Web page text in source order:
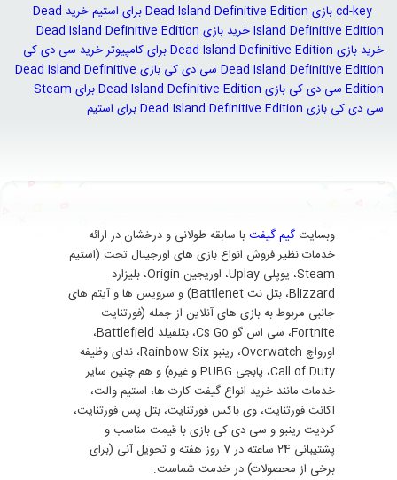
cd-key بازی Dead Island Definitive Edition برای استیم
خرید Dead
Island Definitive Editionخرید بازی Dead Island Definitive Edition
خرید بازی Dead Island Definitive Edition برای کامپیوتر
خرید سی دی کی
Dead Island Definitive Edition
سی دی کی بازی Dead Island Definitive
Edition سی دی کی بازی Dead Island Definitive Edition برای Steam
سی دی کی بازی Dead Island Definitive Edition برای استیم
وبسایت گیم گیفتبا سابقه طولانی و درخشان در ارائه
خدمات نظیر فروش انواع بازی های اورجینال تحت (استیم
Steam، یوپلی Uplay، اوریجین Origin، بلیزارد
Blizzard، بتل نت Battlenet) و سرویس ها و آیتم های
جانبی مربوط به بازی های آنلاین از جمله (فورتنایت
Fortnite، سی اس گو Cs Go، بتلفیلد Battlefield،
اورواچ Overwatch، رینبو Rainbow Six، ندای وظیفه
Call of Duty، پابجی PUBG و غیره) و هم چنین سایر
خدمات مانند خرید انواع گیفت کارت ها، استیم والت،
اکانت فورتنایت، وی باکس فورتنایت، بتل پس فورتنایت،
کردیت رینبو و سی دی کی بازی با قیمت مناسب و
پشتیبانی 24 ساعته در 7 روز هفته و تحویل آنی (برای
برخی از محصولات) در خدمت شماست.